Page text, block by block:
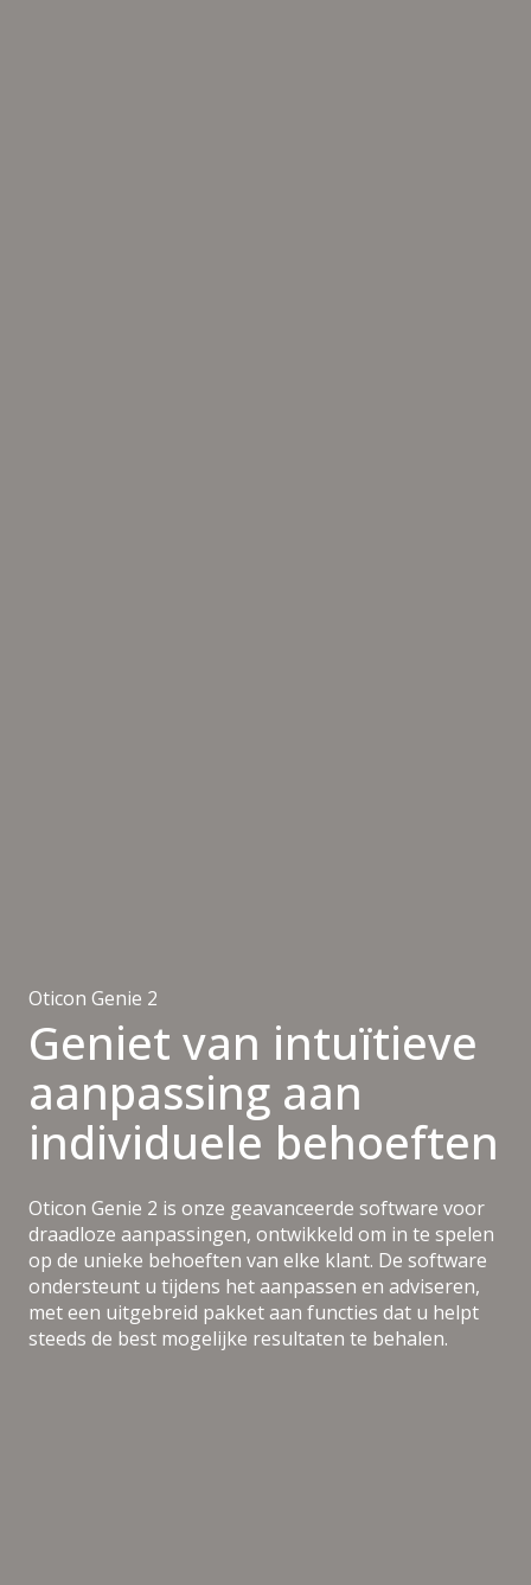
Oticon Genie 2
Geniet van intuïtieve
aanpassing aan
individuele behoeften
Oticon Genie 2 is onze geavanceerde software voor
draadloze aanpassingen, ontwikkeld om in te spelen
op de unieke behoeften van elke klant. De software
ondersteunt u tijdens het aanpassen en adviseren,
met een uitgebreid pakket aan functies dat u helpt
steeds de best mogelijke resultaten te behalen.